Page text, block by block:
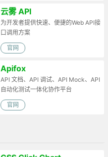
云雾 API
为开发者提供快速、便捷的Web API接
口调用方案
官网
Apifox
API 文档、API 调试、API Mock、API
自动化测试一体化协作平台
官网